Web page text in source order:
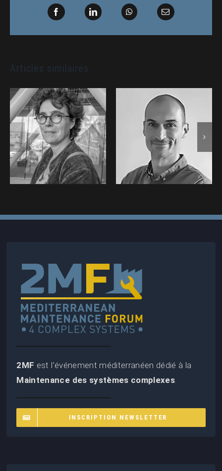
Facebook LinkedIn WhatsAppEmail
Articles similaires
Caroline
DELMAS •
IPSEN Signes :
Intervenant au
Forum 2MF
(2023)
Mikael ROS •
THALES SIX :
Intervenant au
Forum 2MF
(2023)
2MF est l’événement méditerranéen dédié à la
Maintenance des systèmes complexes.
INSCRIPTION NEWSLETTER